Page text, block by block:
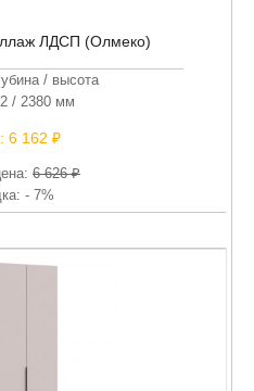
ЛДСП (Олмеко)
/ высота
/ 2380 мм
6 162 ₽
6 626 ₽
- 7%